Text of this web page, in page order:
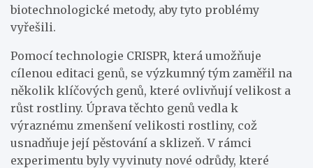
biotechnologické metody, aby tyto problémy
vyřešili.
Pomocí technologie CRISPR, která umožňuje
cílenou editaci genů, se výzkumný tým zaměřil na
několik klíčových genů, které ovlivňují velikost a
růst rostliny. Úprava těchto genů vedla k
výraznému zmenšení velikosti rostliny, což
usnadňuje její pěstování a sklizeň. V rámci
experimentu byly vyvinuty nové odrůdy, které